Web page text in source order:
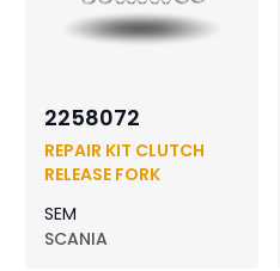
2258072
REPAIR KIT CLUTCH
RELEASE FORK
SEM
SCANIA